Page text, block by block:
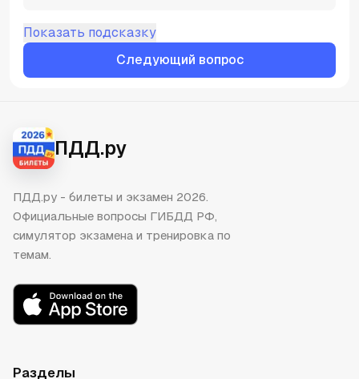
Показать подсказку
Следующий вопрос
ПДД.ру
ПДД.ру - билеты и экзамен 2026.
Официальные вопросы ГИБДД РФ,
симулятор экзамена и тренировка по
темам.
Разделы